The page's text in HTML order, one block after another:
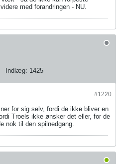
med forandringen - NU.
Indlæg: 1425
#1220
for sig selv, fordi de ikke bliver en
Troels ikke ønsker det eller, for de
nok til den spilnedgang.